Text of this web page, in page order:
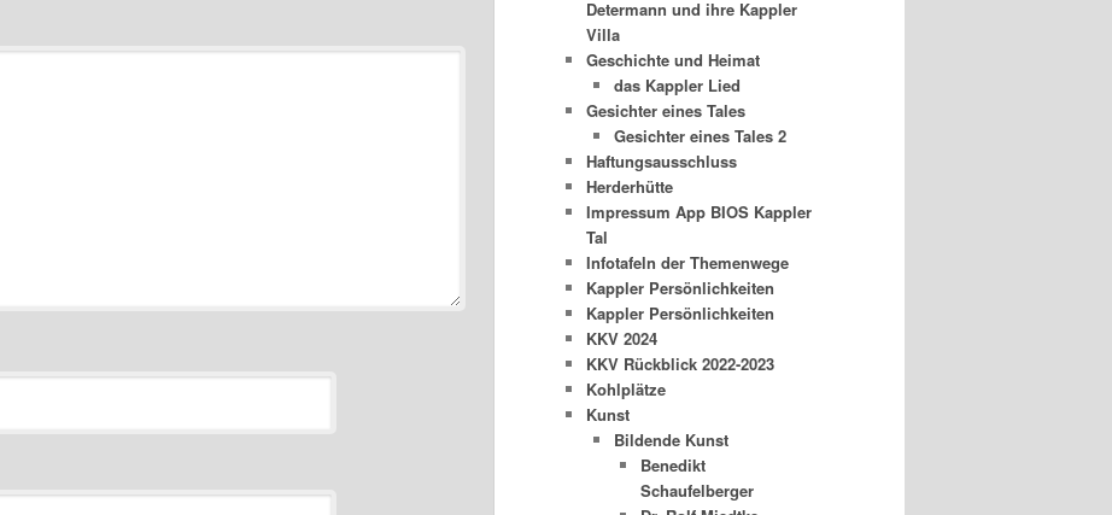
Determann und ihre Kappler
Villa
Geschichte und Heimat
das Kappler Lied
Gesichter eines Tales
Gesichter eines Tales 2
Haftungsausschluss
Herderhütte
Impressum App BIOS Kappler
Tal
Infotafeln der Themenwege
Kappler Persönlichkeiten
Kappler Persönlichkeiten
KKV 2024
KKV Rückblick 2022-2023
Kohlplätze
Kunst
Bildende Kunst
Benedikt
Schaufelberger